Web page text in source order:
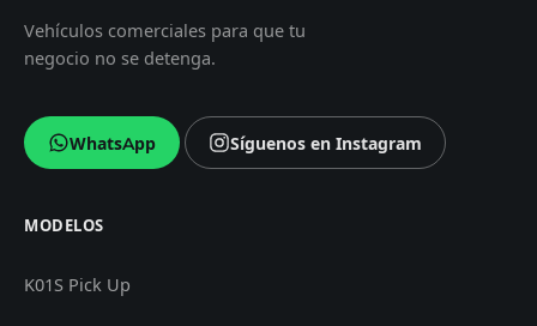
Vehículos comerciales para que tu
negocio no se detenga.
WhatsApp Síguenos en Instagram
MODELOS
K01S Pick Up